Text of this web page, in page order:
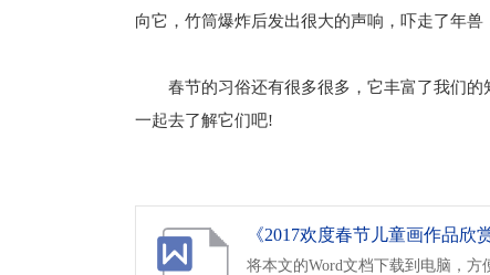
向它，竹筒爆炸后发出很大的声响，吓走了年兽
春节的习俗还有很多很多，它丰富了我们的
一起去了解它们吧!
《2017欢度春节儿童画作品欣赏
将本文的Word文档下载到电脑，方